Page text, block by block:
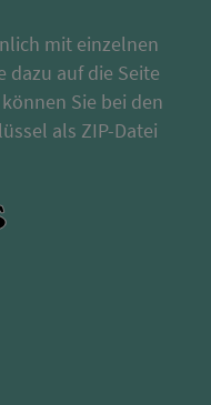
mit einzelnen
dazu auf die Seite
Sie bei den
als ZIP-Datei